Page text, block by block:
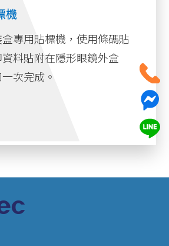
機
專用貼標機，使用條碼貼
料貼附在隱形眼鏡外盒
次完成。